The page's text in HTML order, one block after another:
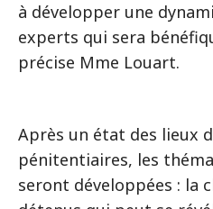
à développer une
experts qui sera
précise Mme Louart.
Après un état des lieux
pénitentiaires, les
seront développées : la